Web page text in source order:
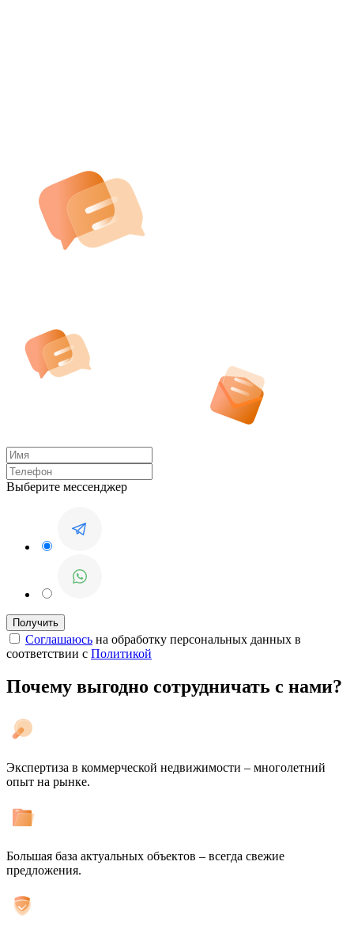
Выберите мессенджер
Соглашаюсь на обработку персональных данных в
соответствии с Политикой
Почему выгодно сотрудничать с нами?
Экспертиза в коммерческой недвижимости – многолетний
опыт на рынке.
Большая база актуальных объектов – всегда свежие
предложения.